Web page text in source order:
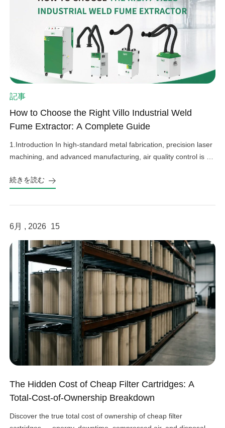
twitter
記事
How to Choose the Right Villo Industrial Weld
Fume Extractor: A Complete Guide
1.Introduction In high-standard metal fabrication, precision laser
machining, and advanced manufacturing, air quality control is an
equipment protection. Hazardous welding fumes, fine grinding
sensitive factory equipment, and impact product quality if not
続きを読む
6月 , 2026 15
The Hidden Cost of Cheap Filter Cartridges: A
Total-Cost-of-Ownership Breakdown
Discover the true total cost of ownership of cheap filter